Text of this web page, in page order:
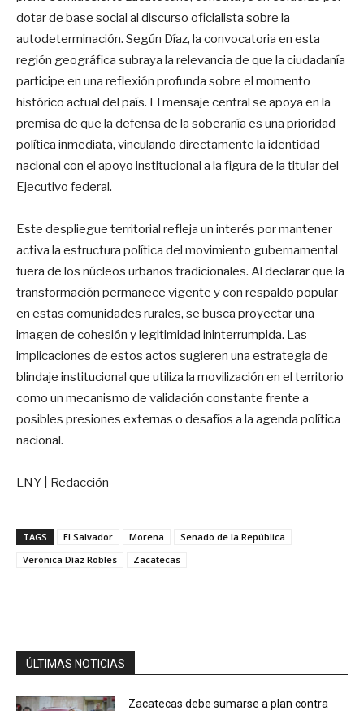
dotar de base social al discurso oficialista sobre la
autodeterminación. Según Díaz, la convocatoria en esta
región geográfica subraya la relevancia de que la ciudadanía
participe en una reflexión profunda sobre el momento
histórico actual del país. El mensaje central se apoya en la
premisa de que la defensa de la soberanía es una prioridad
política inmediata, vinculando directamente la identidad
nacional con el apoyo institucional a la figura de la titular del
Ejecutivo federal.
Este despliegue territorial refleja un interés por mantener
activa la estructura política del movimiento gubernamental
fuera de los núcleos urbanos tradicionales. Al declarar que la
transformación permanece vigente y con respaldo popular
en estas comunidades rurales, se busca proyectar una
imagen de cohesión y legitimidad ininterrumpida. Las
implicaciones de estos actos sugieren una estrategia de
blindaje institucional que utiliza la movilización en el territorio
como un mecanismo de validación constante frente a
posibles presiones externas o desafíos a la agenda política
nacional.
LNY | Redacción
TAGS El Salvador Morena
Senado de la República
Verónica Díaz Robles
Zacatecas
ÚLTIMAS NOTICIAS
Zacatecas debe sumarse a plan contra